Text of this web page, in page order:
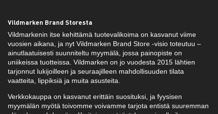
Vildmarken Brand Storesta
Vildmarkenin itse kehittämä tuotevalikoima on kasvanut viime
vuosien aikana, ja nyt Vildmarken Brand Store -visio toteutuu –
ainutlaatuisesti suunniteltu myymälä, jossa painopiste on
uniikeissa tuotteissa. Vildmarken on jo vuodesta 2015 lähtien
tarjonnut lukijoilleen ja seuraajilleen mahdollisuuden tilata
vaatteita, lippiksiä ja muita asusteita.
Verkkokauppa on kasvanut erittäin suosituksi, ja fyysisen
myymälän myötä toivomme voivamme tarjota entistä suuremman